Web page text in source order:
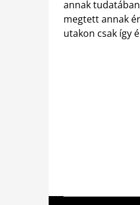
annak
megtett annak
utakon csak így